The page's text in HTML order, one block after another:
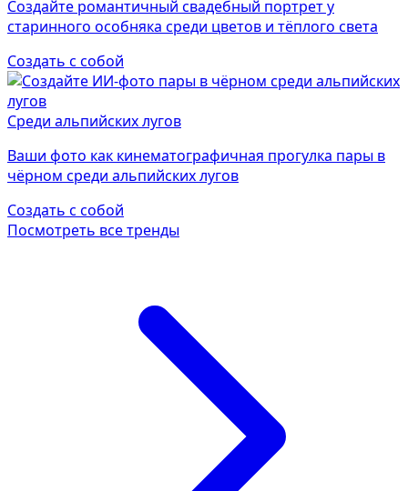
Создайте романтичный свадебный портрет у
старинного особняка среди цветов и тёплого света
Создать с собой
Среди альпийских лугов
Ваши фото как кинематографичная прогулка пары в
чёрном среди альпийских лугов
Создать с собой
Посмотреть все тренды